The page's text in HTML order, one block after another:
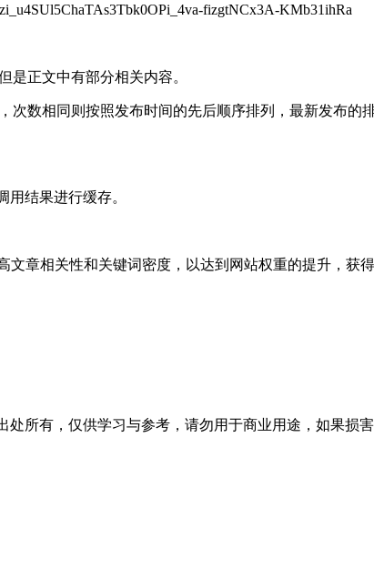
fizgtNCx3A-KMb31ihRa
是正文中有部分相关内容。
数相同则按照发布时间的先后顺序排列，最新发布的
结果进行缓存。
章相关性和关键词密度，以达到网站权重的提升，获得
所有，仅供学习与参考，请勿用于商业用途，如果损